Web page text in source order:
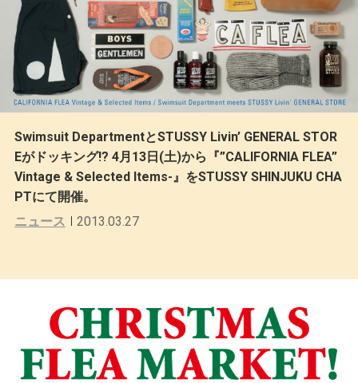
Swimsuit DepartmentとSTUSSY Livin’ GENERAL STOR
Eがドッキング!? 4月13日(土)から『”CALIFORNIA FLEA”
Vintage & Selected Items-』をSTUSSY SHINJUKU CHA
PTにて開催。
ニュース
2013.03.27